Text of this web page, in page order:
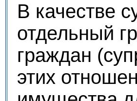
В качестве
отдельный
граждан
этих